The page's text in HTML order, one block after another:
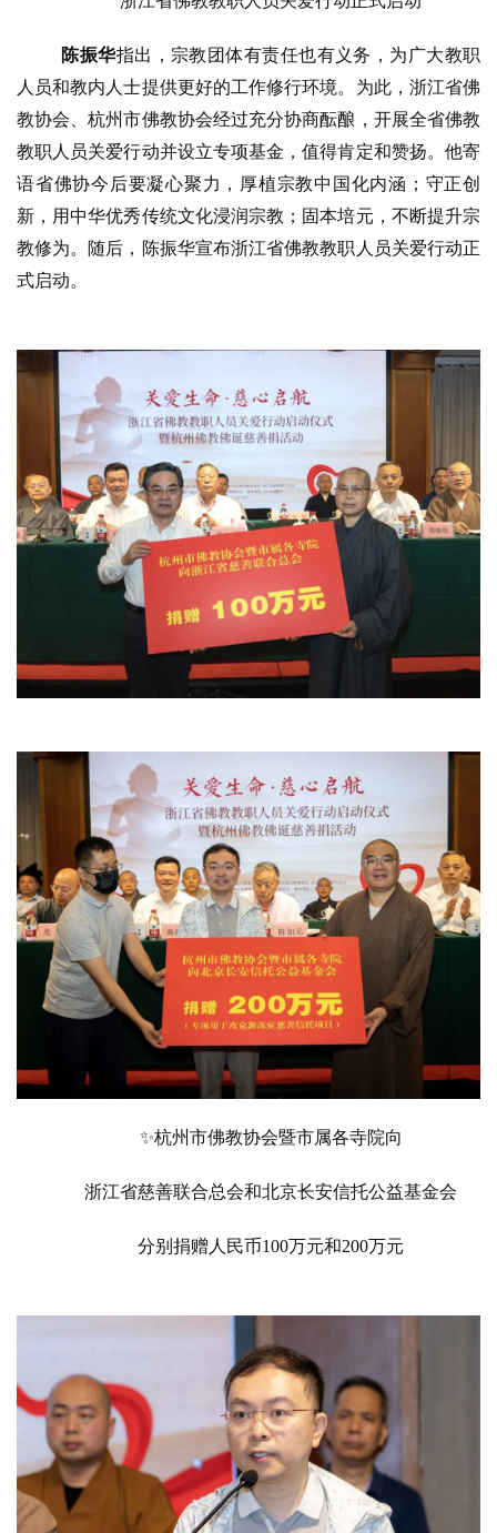
礼
视
频
纪
录
教
政
策
法
规
声
明
陈振华指出，宗教团体有责任也有义务，为广大教职
人员和教内人士提供更好的工作修行环境。为此，浙江省佛
教协会、杭州市佛教协会经过充分协商酝酿，开展全省佛教
教职人员关爱行动并设立专项基金，值得肯定和赞扬。他寄
语省佛协今后要凝心聚力，厚植宗教中国化内涵；守正创
新，用中华优秀传统文化浸润宗教；固本培元，不断提升宗
教修为。随后，陈振华宣布浙江省佛教教职人员关爱行动正
式启动。
✨杭州市佛教协会暨市属各寺院向
浙江省慈善联合总会和北京长安信托公益基金会
分别捐赠人民币100万元和200万元